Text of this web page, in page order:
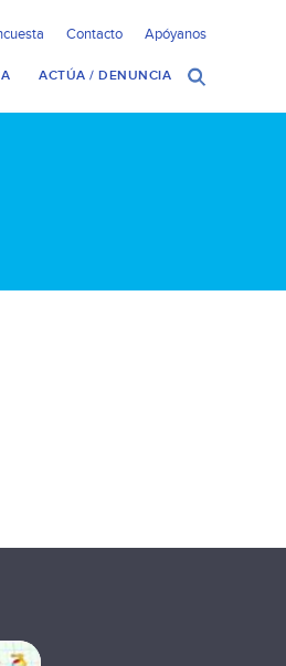
Contacto Apóyanos
ACTÚA / DENUNCIA